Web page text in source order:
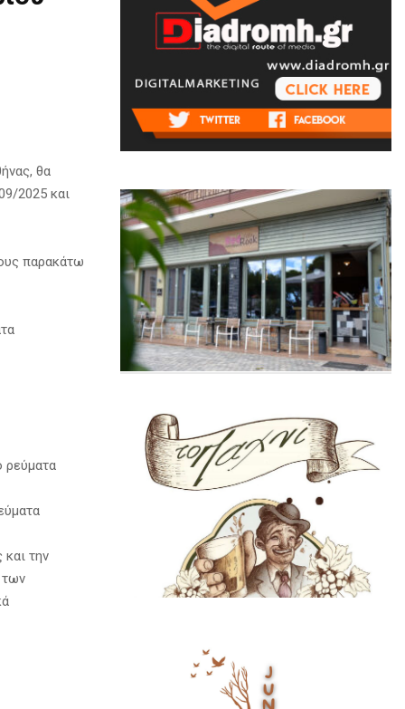
θα
2025 και
παρακάτω
ρεύματα
την